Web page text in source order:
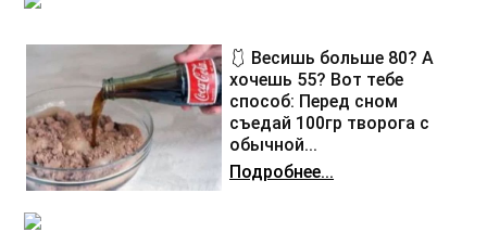
🩱 Весишь больше 80? А
хочешь 55? Вот тебе
способ: Перед сном
съедай 100гр творога с
обычной...
Подробнее...